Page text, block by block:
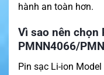
hành an toàn hơn.
Vì sao nên chọn
PMNN4066/
Pin sạc Li-ion